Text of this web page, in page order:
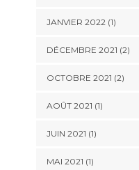
JANVIER 2022(1)
DÉCEMBRE 2021 (2)
OCTOBRE 2021 (2)
AOÛT 2021 (1)
JUIN 2021 (1)
MAI 2021 (1)